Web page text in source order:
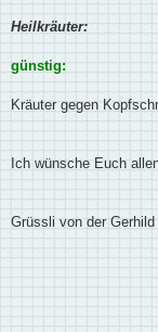
Heilkräuter:
günstig:
Kräuter gegen
Ich wünsche Euch
Grüssli von der Gerhild